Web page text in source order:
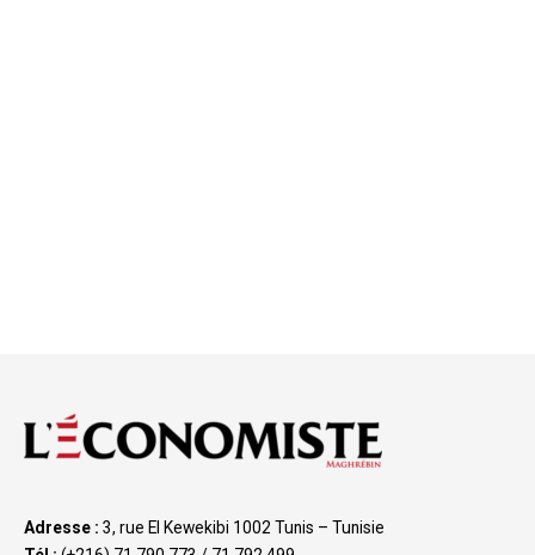
Adresse : 3, rue El Kewekibi 1002 Tunis – Tunisie